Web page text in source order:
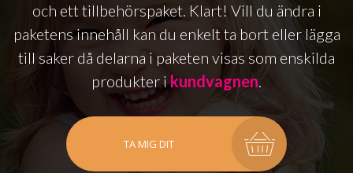
och ett tillbehörspaket. Klart! Vill du ändra i
paketens innehåll kan du enkelt ta bort eller lägga
till saker då delarna i paketen visas som enskilda
produkter ikundvagnen.
TA MIG DIT